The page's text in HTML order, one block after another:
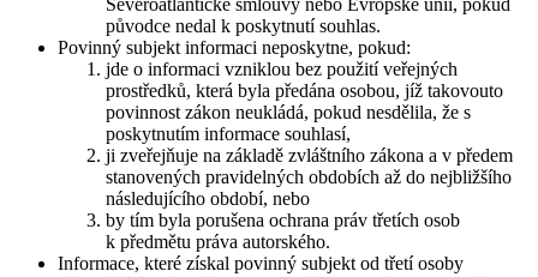
původce nedal k poskytnutí souhlas.
Povinný subjekt informaci neposkytne, pokud:
jde o informaci vzniklou bez použití veřejných
prostředků, která byla předána osobou, jíž takovouto
povinnost zákon neukládá, pokud nesdělila, že s
poskytnutím informace souhlasí,
ji zveřejňuje na základě zvláštního zákona a v předem
stanovených pravidelných obdobích až do nejbližšího
následujícího období, nebo
by tím byla porušena ochrana práv třetích osob
k předmětu práva autorského.
Informace, které získal povinný subjekt od třetí osoby